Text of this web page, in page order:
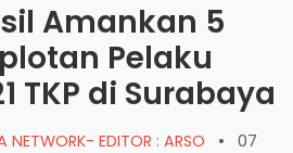
Amankan 5
Pelaku
TKP di Surabaya
NETWORK- EDITOR : ARSO •
07